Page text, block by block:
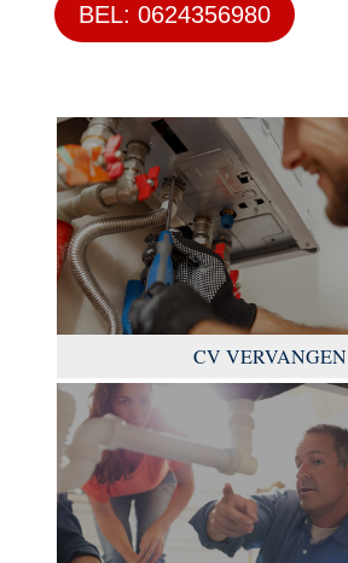
BEL: 0624356980
CV VERVANGEN